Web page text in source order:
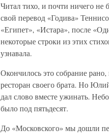
Читал тихо, и почти ничего
свой перевод «Годива»
«Египет», «Истара», после
некоторые строки из этих
узнавала.
Окончилось это собрание
ресторан своего брата. Но
дал слово вместе ужинать.
было под пятьдесят.
До «Московского» мы дошли